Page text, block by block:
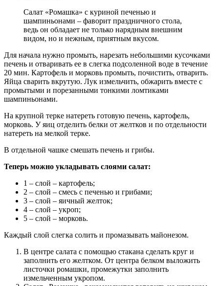
Салат «Ромашка» с куриной печенью и
шампиньонами – фаворит праздничного стола,
ведь он обладает не только нарядным внешним
видом, но и нежным, приятным вкусом.
Для начала нужно промыть, нарезать небольшими кусочками
печень и отваривать ее в слегка подсоленной воде в течение
20 мин. Картофель и морковь промыть, почистить, отварить.
Яйца сварить вкрутую. Лук измельчить, обжарить вместе с
промытыми и порезанными тонкими ломтиками
шампиньонами.
На крупной терке натереть готовую печень, картофель,
морковь. У яиц отделить белки от желтков и по отдельности
натереть на мелкой терке.
В отдельной чашке смешать печень и грибы.
Теперь можно укладывать слоями салат:
1 – слой – картофель;
2 – слой – смесь с печенью и грибами;
3 – слой – яичный желток;
4 – слой – укроп;
5 – слой – морковь.
Каждый слой слегка солить и промазывать майонезом.
В центре салата с помощью стакана сделать круг и
заполнить его желтком. От центра белком выложить
листочки ромашки, промежутки заполнить
измельченным укропом.